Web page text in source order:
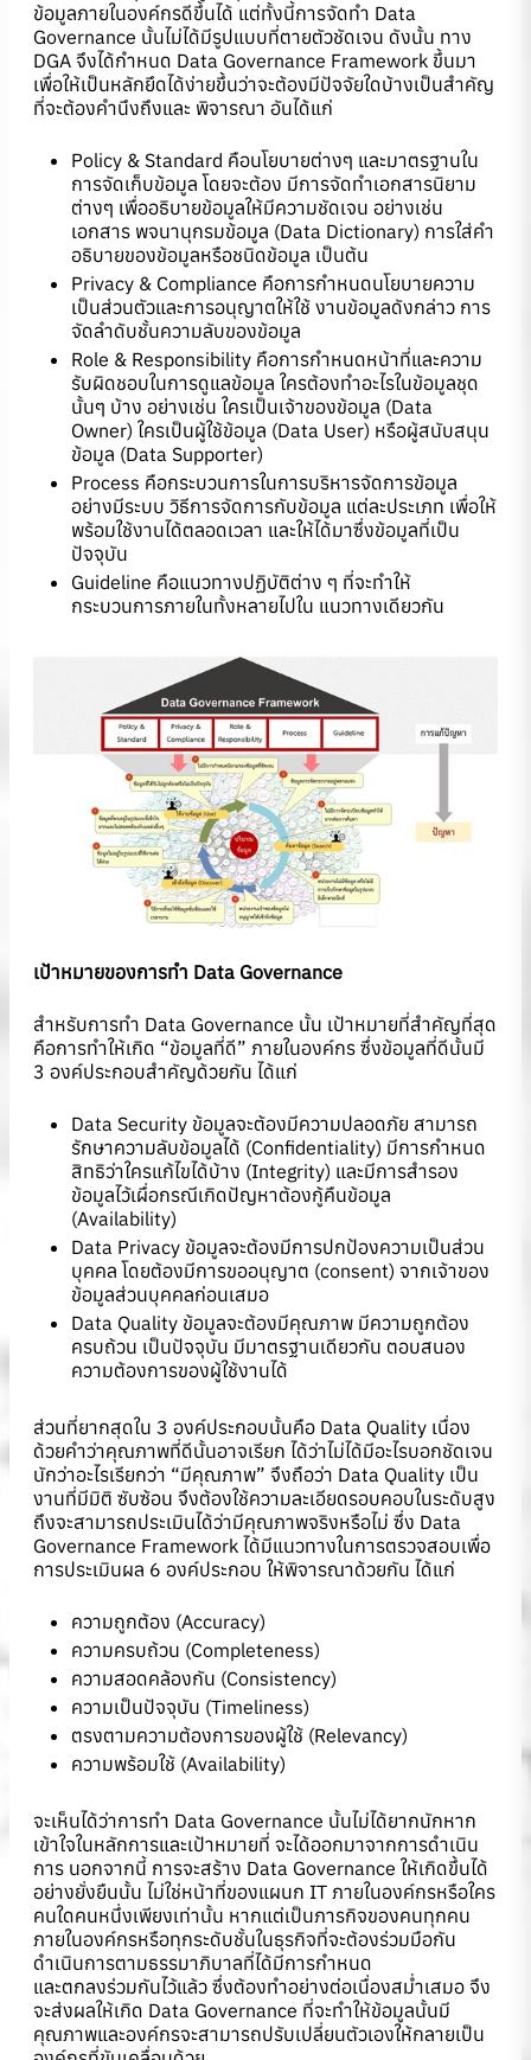
ข้อมูลภายในองค์กรดีขึ้นได้ แต่ทั้งนี้การจัดทำ Data
Governance นั้นไม่ได้มีรูปแบบที่ตายตัวชัดเจน ดังนั้น ทาง
DGA จึงได้กำหนด Data Governance Framework ขึ้นมา
เพื่อให้เป็นหลักยึดได้ง่ายขึ้นว่าจะต้องมีปัจจัยใดบ้างเป็นสำคัญ
ที่จะต้องคำนึงถึงและ พิจารณา อันได้แก่
Policy & Standard คือนโยบายต่างๆ และมาตรฐานใน
การจัดเก็บข้อมูล โดยจะต้อง มีการจัดทำเอกสารนิยาม
ต่างๆ เพื่ออธิบายข้อมูลให้มีความชัดเจน อย่างเช่น
เอกสาร พจนานุกรมข้อมูล (Data Dictionary) การใส่คำ
อธิบายของข้อมูลหรือชนิดข้อมูล เป็นต้น
Privacy & Compliance คือการกำหนดนโยบายความ
เป็นส่วนตัวและการอนุญาตให้ใช้ งานข้อมูลดังกล่าว การ
จัดลำดับชั้นความลับของข้อมูล
Role & Responsibility คือการกำหนดหน้าที่และความ
รับผิดชอบในการดูแลข้อมูล ใครต้องทำอะไรในข้อมูลชุด
นั้นๆ บ้าง อย่างเช่น ใครเป็นเจ้าของข้อมูล (Data
Owner) ใครเป็นผู้ใช้ข้อมูล (Data User) หรือผู้สนับสนุน
ข้อมูล (Data Supporter)
Process คือกระบวนการในการบริหารจัดการข้อมูล
อย่างมีระบบ วิธีการจัดการกับข้อมูล แต่ละประเภท เพื่อให้
พร้อมใช้งานได้ตลอดเวลา และให้ได้มาซึ่งข้อมูลที่เป็น
ปัจจุบัน
Guideline คือแนวทางปฏิบัติต่าง ๆ ที่จะทำให้
กระบวนการภายในทั้งหลายไปใน แนวทางเดียวกัน
เป้าหมายของการทำ Data Governance
สำหรับการทำ Data Governance นั้น เป้าหมายที่สำคัญที่สุด
คือการทำให้เกิด “ข้อมูลที่ดี” ภายในองค์กร ซึ่งข้อมูลที่ดีนั้นมี
3 องค์ประกอบสำคัญด้วยกัน ได้แก่
Data Security ข้อมูลจะต้องมีความปลอดภัย สามารถ
รักษาความลับข้อมูลได้ (Confidentiality) มีการกำหนด
สิทธิว่าใครแก้ไขได้บ้าง (Integrity) และมีการสำรอง
ข้อมูลไว้เผื่อกรณีเกิดปัญหาต้องกู้คืนข้อมูล
(Availability)
Data Privacy ข้อมูลจะต้องมีการปกป้องความเป็นส่วน
บุคคล โดยต้องมีการขออนุญาต (consent) จากเจ้าของ
ข้อมูลส่วนบุคคลก่อนเสมอ
Data Quality ข้อมูลจะต้องมีคุณภาพ มีความถูกต้อง
ครบถ้วน เป็นปัจจุบัน มีมาตรฐานเดียวกัน ตอบสนอง
ความต้องการของผู้ใช้งานได้
ส่วนที่ยากสุดใน 3 องค์ประกอบนั้นคือ Data Quality เนื่อง
ด้วยคำว่าคุณภาพที่ดีนั้นอาจเรียก ได้ว่าไม่ได้มีอะไรบอกชัดเจน
นักว่าอะไรเรียกว่า “มีคุณภาพ” จึงถือว่า Data Quality เป็น
งานที่มีมิติ ซับซ้อน จึงต้องใช้ความละเอียดรอบคอบในระดับสูง
ถึงจะสามารถประเมินได้ว่ามีคุณภาพจริงหรือไม่ ซึ่ง Data
Governance Framework ได้มีแนวทางในการตรวจสอบเพื่อ
การประเมินผล 6 องค์ประกอบ ให้พิจารณาด้วยกัน ได้แก่
ความถูกต้อง (Accuracy)
ความครบถ้วน (Completeness)
ความสอดคล้องกัน (Consistency)
ความเป็นปัจจุบัน (Timeliness)
ตรงตามความต้องการของผู้ใช้ (Relevancy)
ความพร้อมใช้ (Availability)
จะเห็นได้ว่าการทำ Data Governance นั้นไม่ได้ยากนักหาก
เข้าใจในหลักการและเป้าหมายที่ จะได้ออกมาจากการดำเนิน
การ นอกจากนี้ การจะสร้าง Data Governance ให้เกิดขึ้นได้
อย่างยั่งยืนนั้น ไม่ใช่หน้าที่ของแผนก IT ภายในองค์กรหรือใคร
คนใดคนหนึ่งเพียงเท่านั้น หากแต่เป็นภารกิจของคนทุกคน
ภายในองค์กรหรือทุกระดับชั้นในธุรกิจที่จะต้องร่วมมือกัน
ดำเนินการตามธรรมาภิบาลที่ได้มีการกำหนด
และตกลงร่วมกันไว้แล้ว ซึ่งต้องทำอย่างต่อเนื่องสม่ำเสมอ จึง
จะส่งผลให้เกิด Data Governance ที่จะทำให้ข้อมูลนั้นมี
คุณภาพและองค์กรจะสามารถปรับเปลี่ยนตัวเองให้กลายเป็น